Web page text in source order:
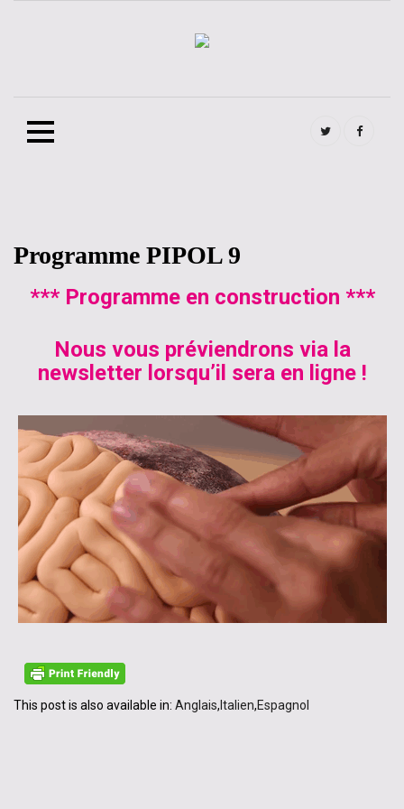
twitterFB
Programme PIPOL 9
*** Programme en construction ***
Nous vous préviendrons via la
newsletter lorsqu’il sera en ligne !
This post is also available in: Anglais Italien Espagnol